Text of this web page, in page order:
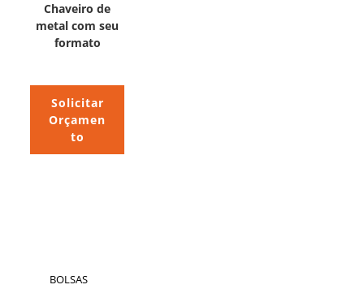
Chaveiro de
metal com seu
formato
Solicitar
Orçamen
to
BOLSAS